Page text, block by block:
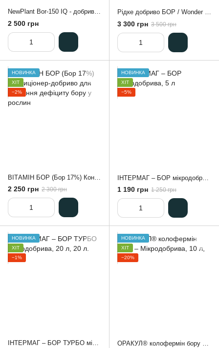
NewPlant Bor-150 IQ - добриво Бор для соняшника / кукурудзи / ріпаку / сої / зернових
2 500 грн
Рідке добриво БОР / Wonder Leaf Mono B 11
3 300 грн 3 500 грн
НОВИНКА
ХІТ
−2%
2 250 грн 2 300 грн
НОВИНКА
ХІТ
−5%
1 190 грн 1 250 грн
НОВИНКА
ХІТ
−1%
ІНТЕРМАГ – БОР ТУРБО мікродобрива, 20 л
НОВИНКА
ХІТ
−20%
ОРАКУЛ® колофермін бору – Мікродобрива, 10 л